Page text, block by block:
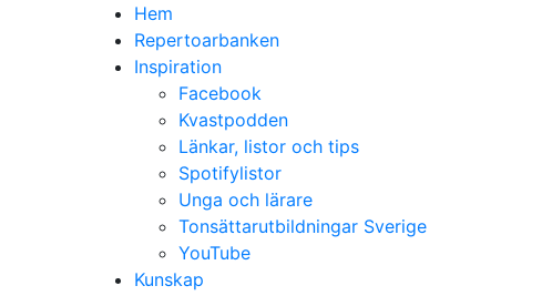
Hem
Repertoarbanken
Inspiration
Facebook
Kvastpodden
Länkar, listor och tips
Spotifylistor
Unga och lärare
Tonsättarutbildningar Sverige
YouTube
Kunskap